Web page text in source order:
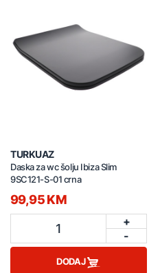
TURKUAZ
Daska za wc šolju Ibiza Slim
9SC121-S-01 crna
99,95 KM
1
+
-
DODAJ